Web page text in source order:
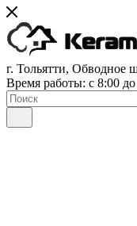
г. Тольятти, Обводное
Время работы: c 8:00